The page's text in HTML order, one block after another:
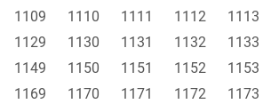
1109 1110 1111 1112 1113
1129 1130 1131 1132 1133
1149 1150 1151 1152 1153
1169 1170 1171 1172 1173